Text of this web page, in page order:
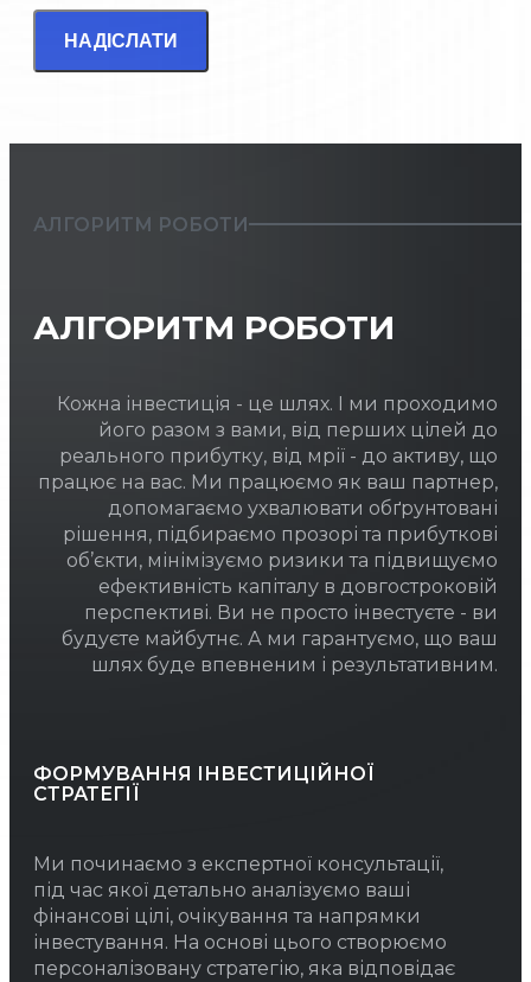
НАДІСЛАТИ
АЛГОРИТМ РОБОТИ
АЛГОРИТМ РОБОТИ
Кожна інвестиція - це шлях. І ми проходимо
його разом з вами, від перших цілей до
реального прибутку, від мрії - до активу, що
працює на вас. Ми працюємо як ваш партнер,
допомагаємо ухвалювати обґрунтовані
рішення, підбираємо прозорі та прибуткові
об’єкти, мінімізуємо ризики та підвищуємо
ефективність капіталу в довгостроковій
перспективі. Ви не просто інвестуєте - ви
будуєте майбутнє. А ми гарантуємо, що ваш
шлях буде впевненим і результативним.
ФОРМУВАННЯ ІНВЕСТИЦІЙНОЇ
СТРАТЕГІЇ
Ми починаємо з експертної консультації,
під час якої детально аналізуємо ваші
фінансові цілі, очікування та напрямки
інвестування. На основі цього створюємо
персоналізовану стратегію, яка відповідає